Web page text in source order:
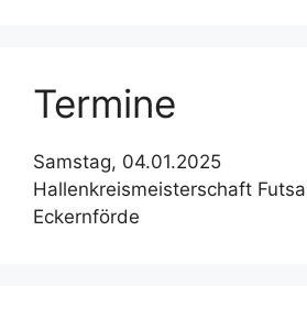
Termine
Samstag, 04.01.2025
Hallenkreismeisterschaft
Eckernförde